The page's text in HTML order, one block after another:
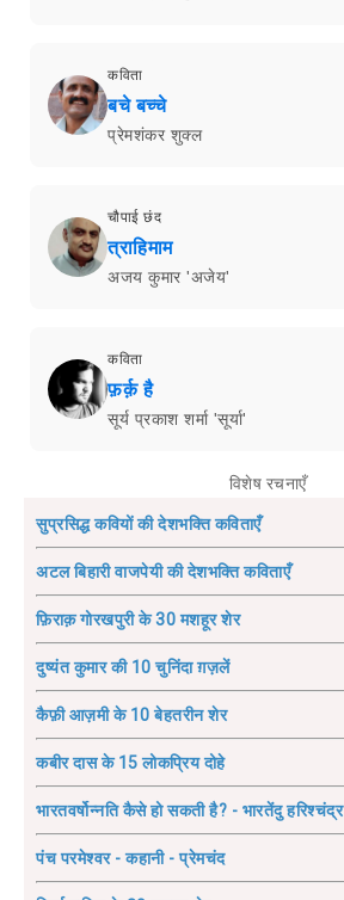
कविता
बचे बच्चे
प्रेमशंकर शुक्ल
चौपाई छंद
त्राहिमाम
अजय कुमार 'अजेय'
कविता
फ़र्क़ है
सूर्य प्रकाश शर्मा 'सूर्या'
विशेष रचनाएँ
सुप्रसिद्ध कवियों की देशभक्ति कविताएँ
अटल बिहारी वाजपेयी की देशभक्ति कविताएँ
फ़िराक़ गोरखपुरी के 30 मशहूर शेर
दुष्यंत कुमार की 10 चुनिंदा ग़ज़लें
कैफ़ी आज़मी के 10 बेहतरीन शेर
कबीर दास के 15 लोकप्रिय दोहे
भारतवर्षोन्नति कैसे हो सकती है? - भारतेंदु हरिश्चंद्र
पंच परमेश्वर - कहानी - प्रेमचंद